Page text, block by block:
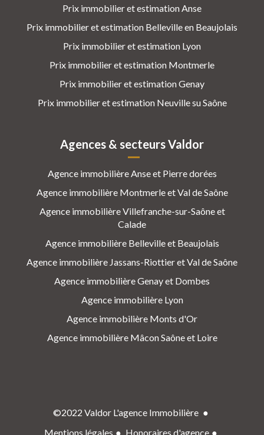
Prix immobilier et estimation Anse
Prix immobilier et estimation Belleville en Beaujolais
Prix immobilier et estimation Lyon
Prix immobilier et estimation Montmerle
Prix immobilier et estimation Genay
Prix immobilier et estimation Neuville su Saône
Agences & secteurs Valdor
Agence immobilière Anse et Pierre dorées
Agence immobilière Montmerle et Val de Saône
Agence immobilière Villefranche-sur-Saône et
Calade
Agence immobilière Belleville et Beaujolais
Agence immobilière Jassans-Riottier et Val de Saône
Agence immobilière Genay et Dombes
Agence immobilière Lyon
Agence immobilière Monts d'Or
Agence immobilière Mâcon Saône et Loire
©2022 Valdor L'agence Immobilière
Mentions légales
Honoraires d'agence